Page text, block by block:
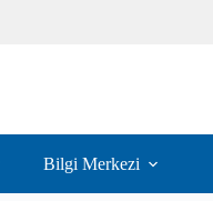
Bilgi Merkezi